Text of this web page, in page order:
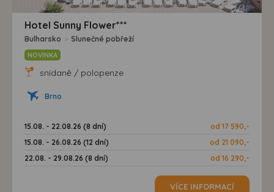
Hotel Sunny Flower***
Bulharsko > Slunečné pobřeží
NOVINKA
snídaně / polopenze
Brno
15.08. - 22.08.26 (8 dní)
od 17 590,-
15.08. - 26.08.26 (12 dní)
od 21 090,-
22.08. - 29.08.26 (8 dní)
od 16 290,-
VÍCE INFORMACÍ